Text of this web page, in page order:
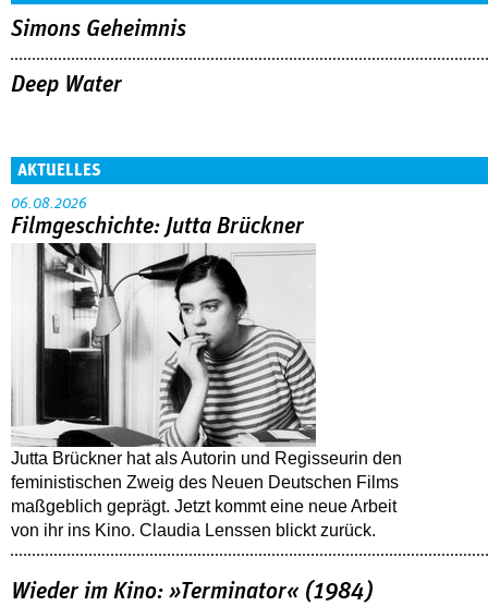
Simons Geheimnis
Deep Water
AKTUELLES
06.08.2026
Filmgeschichte: Jutta Brückner
Jutta Brückner hat als Autorin und Regisseurin den
feministischen Zweig des Neuen Deutschen Films
maßgeblich geprägt. Jetzt kommt eine neue Arbeit
von ihr ins Kino. Claudia Lenssen blickt zurück.
Wieder im Kino: »Terminator« (1984)